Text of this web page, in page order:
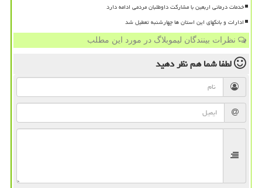
خدمات درمانی اربعین با مشارکت داوطلبان مردمی ادامه دارد
ادارات و بانکهای این استان ها چهارشنبه تعطیل شد
نظرات بینندگان لیموبلاگ در مورد این مطلب
لطفا شما همنظر دهید